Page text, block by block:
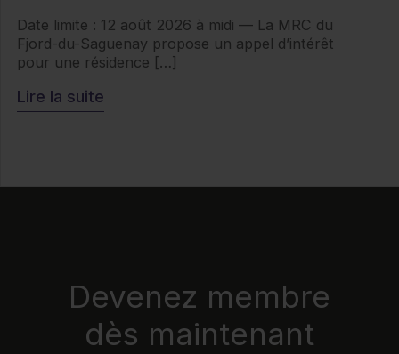
Date limite : 12 août 2026 à midi — La MRC du
Fjord-du-Saguenay propose un appel d’intérêt
pour une résidence […]
Lire la suite
Devenez membre
dès maintenant